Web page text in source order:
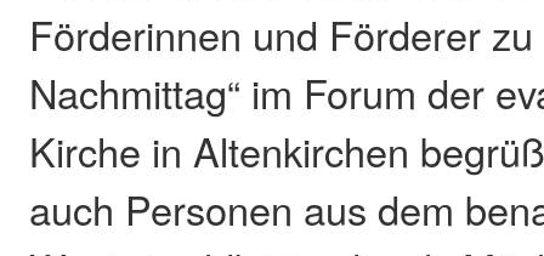
Förderinnen und Förderer
Nachmittag“ im Forum der
Kirche in Altenkirchen
auch Personen aus dem